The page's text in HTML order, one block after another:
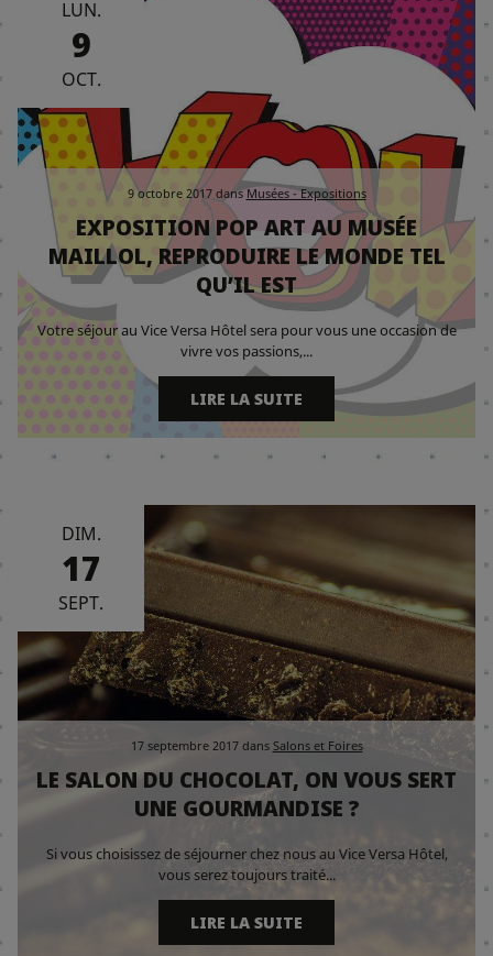
LUN.
9
OCT.
9 octobre 2017 dans Musées - Expositions
EXPOSITION POP ART AU MUSÉE
MAILLOL, REPRODUIRE LE MONDE TEL
QU’IL EST
Votre séjour au Vice Versa Hôtel sera pour vous une occasion de
vivre vos passions,...
LIRE LA SUITE
DIM.
17
SEPT.
17 septembre 2017 dans Salons et Foires
LE SALON DU CHOCOLAT, ON VOUS SERT
UNE GOURMANDISE ?
Si vous choisissez de séjourner chez nous au Vice Versa Hôtel,
vous serez toujours traité...
LIRE LA SUITE